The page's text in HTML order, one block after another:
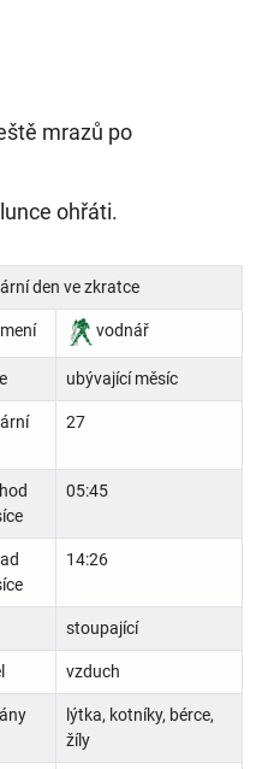
mrazů po
ohřáti.
den ve zkratce
vodnář
ubývající měsíc
27
05:45
14:26
stoupající
vzduch
lýtka, kotníky, bérce,
žíly